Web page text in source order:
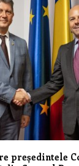
președintele